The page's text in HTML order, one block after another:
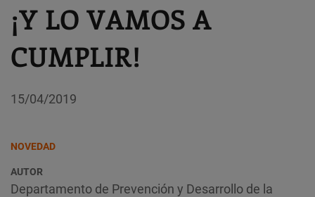
¡Y LO VAMOS A
CUMPLIR!
15/04/2019
NOVEDAD
AUTOR
Departamento de Prevención y Desarrollo de la